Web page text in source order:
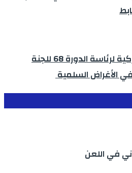
فيينا ..انتخاب المغرب بالتزكية لرئاسة الدورة 68 للجنة
الأغراض السلمية
في اللعن